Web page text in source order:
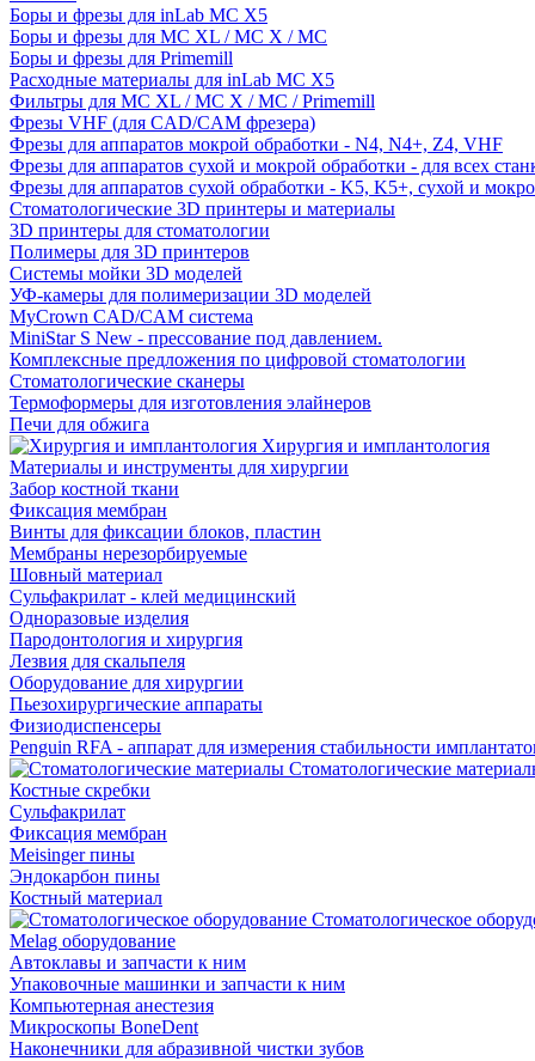
Боры и фрезы для inLab MC X5
Боры и фрезы для MC XL / MC X / MC
Боры и фрезы для Primemill
Расходные материалы для inLab MC X5
Фильтры для MC XL / MC X / MC / Primemill
Фрезы VHF (для CAD/CAM фрезера)
Фрезы для аппаратов мокрой обработки - N4, N4+, Z4, VHF
Фрезы для аппаратов сухой и мокрой обработки - для всех
Фрезы для аппаратов сухой обработки - K5, K5+, сухой и
Стоматологические 3D принтеры и материалы
3D принтеры для стоматологии
Полимеры для 3D принтеров
Системы мойки 3D моделей
УФ-камеры для полимеризации 3D моделей
MyCrown CAD/CAM система
MiniStar S New - прессование под давлением.
Комплексные предложения по цифровой стоматологии
Стоматологические сканеры
Термоформеры для изготовления элайнеров
Печи для обжига
Хирургия и имплантология
Материалы и инструменты для хирургии
Забор костной ткани
Фиксация мембран
Винты для фиксации блоков, пластин
Мембраны нерезорбируемые
Шовный материал
Сульфакрилат - клей медицинский
Одноразовые изделия
Пародонтология и хирургия
Лезвия для скальпеля
Оборудование для хирургии
Пьезохирургические аппараты
Физиодиспенсеры
Penguin RFA - аппарат для измерения стабильности
Стоматологические
Костные скребки
Сульфакрилат
Фиксация мембран
Meisinger пины
Эндокарбон пины
Костный материал
Стоматологическое
Melag оборудование
Автоклавы и запчасти к ним
Упаковочные машинки и запчасти к ним
Компьютерная анестезия
Микроскопы BoneDent
Наконечники для абразивной чистки зубов